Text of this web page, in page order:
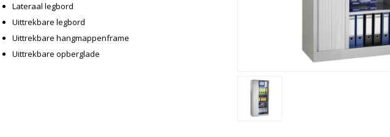
Lateraal legbord
Uittrekbare legbord
Uittrekbare hangmappenframe
Uittrekbare opberglade